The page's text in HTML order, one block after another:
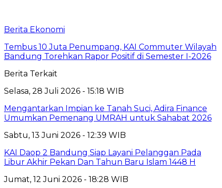
Berita Ekonomi
Tembus 10 Juta Penumpang, KAI Commuter Wilayah
Bandung Torehkan Rapor Positif di Semester I-2026
Berita Terkait
Selasa, 28 Juli 2026 - 15:18 WIB
Mengantarkan Impian ke Tanah Suci, Adira Finance
Umumkan Pemenang UMRAH untuk Sahabat 2026
Sabtu, 13 Juni 2026 - 12:39 WIB
KAI Daop 2 Bandung Siap Layani Pelanggan Pada
Libur Akhir Pekan Dan Tahun Baru Islam 1448 H
Jumat, 12 Juni 2026 - 18:28 WIB